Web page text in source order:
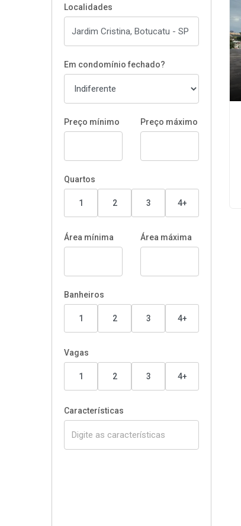
Localidades
Em condomínio fechado?
Preço mínimo Preço máximo
Quartos
1 2 3 4+
Área mínima Área máxima
Banheiros
1 2 3 4+
Vagas
1 2 3 4+
Características